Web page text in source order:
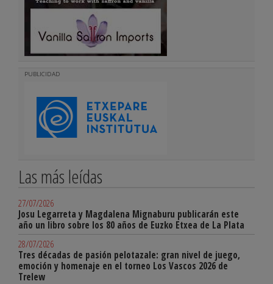
PUBLICIDAD
Las más leídas
27/07/2026
Josu Legarreta y Magdalena Mignaburu publicarán este
año un libro sobre los 80 años de Euzko Etxea de La Plata
28/07/2026
Tres décadas de pasión pelotazale: gran nivel de juego,
emoción y homenaje en el torneo Los Vascos 2026 de
Trelew